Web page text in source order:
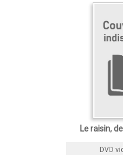
Le raisin,
DVD